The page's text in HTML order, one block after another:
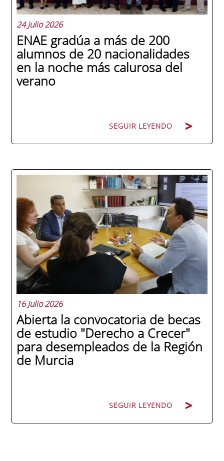
24 Julio 2026
ENAE gradúa a más de 200
alumnos de 20 nacionalidades
en la noche más calurosa del
verano
SEGUIR LEYENDO
La promoción 2025/2026 de ENAE Business
School se convirtió en una de las más
internacionales de la historia de la escuela
en una ceremonia celebrada en Murcia
con 44 grados y más de 600 asistentes.
Ricardo Navarro, vicepresidente senior de
Generac Power Systems en Estados Unidos
y antiguo alumno...
16 Julio 2026
Abierta la convocatoria de becas
de estudio "Derecho a Crecer"
para desempleados de la Región
de Murcia
SEGUIR LEYENDO